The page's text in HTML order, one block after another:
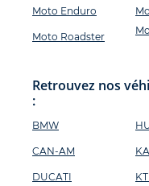
Moto Enduro
Moto Roadster
Retrouvez nos
:
BMW
CAN-AM
DUCATI